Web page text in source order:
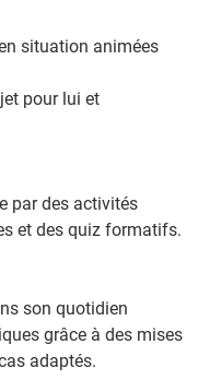
situation animées
pour lui et
par des activités
et des quiz formatifs.
son quotidien
grâce à des mises
adaptés.